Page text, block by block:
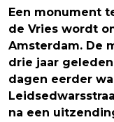
Een monument
de Vries wordt
Amsterdam. De
drie jaar
dagen eerder
na een